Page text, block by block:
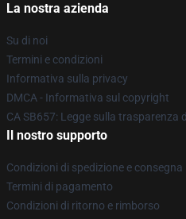
La nostra azienda
Su di noi
Termini e condizioni
Informativa sulla privacy
DMCA - Informativa sul copyright
CA SB657: Legge sulla trasparenza
Il nostro supporto
Condizioni di spedizione e consegna
Termini di pagamento
Condizioni di ritorno e rimborso